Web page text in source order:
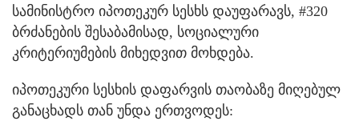
სამინისტრო იპოთეკურ სესხს დაუფარავს, #320
ბრძანების შესაბამისად, სოციალური
კრიტერიუმების მიხედვით მოხდება.
იპოთეკური სესხის დაფარვის თაობაზე მიღებულ
განაცხადს თან უნდა ერთვოდეს: